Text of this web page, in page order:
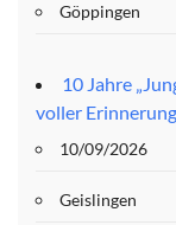
Göppingen
10 Jahre
voller
10/09/2026
Geislingen